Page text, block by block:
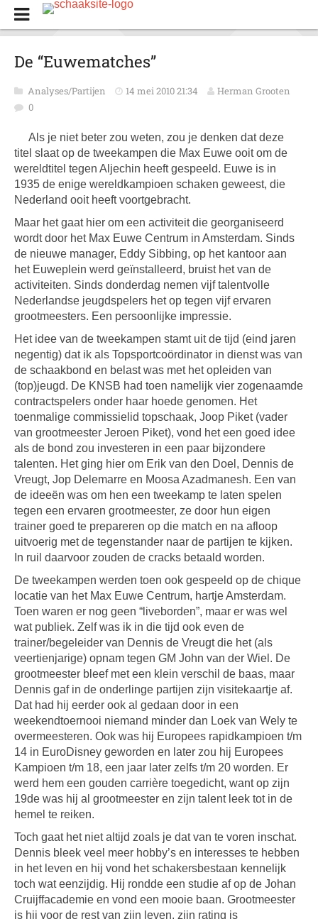
De “Euwematches”
Analyses/Partijen 14 mei 2010 21:34
Herman Grooten
0
Als je niet beter zou weten, zou je denken dat deze
titel slaat op de tweekampen die Max Euwe ooit om de
wereldtitel tegen Aljechin heeft gespeeld. Euwe is in
1935 de enige wereldkampioen schaken geweest, die
Nederland ooit heeft voortgebracht.
Maar het gaat hier om een activiteit die georganiseerd
wordt door het Max Euwe Centrum in Amsterdam. Sinds
de nieuwe manager, Eddy Sibbing, op het kantoor aan
het Euweplein werd geïnstalleerd, bruist het van de
activiteiten. Sinds donderdag nemen vijf talentvolle
Nederlandse jeugdspelers het op tegen vijf ervaren
grootmeesters. Een persoonlijke impressie.
Het idee van de tweekampen stamt uit de tijd (eind jaren
negentig) dat ik als Topsportcoördinator in dienst was van
de schaakbond en belast was met het opleiden van
(top)jeugd. De KNSB had toen namelijk vier zogenaamde
contractspelers onder haar hoede genomen. Het
toenmalige commissielid topschaak, Joop Piket (vader
van grootmeester Jeroen Piket), vond het een goed idee
als de bond zou investeren in een paar bijzondere
talenten. Het ging hier om Erik van den Doel, Dennis de
Vreugt, Jop Delemarre en Moosa Azadmanesh. Een van
de ideeën was om hen een tweekamp te laten spelen
tegen een ervaren grootmeester, ze door hun eigen
trainer goed te prepareren op die match en na afloop
uitvoerig met de tegenstander naar de partijen te kijken.
In ruil daarvoor zouden de cracks betaald worden.
De tweekampen werden toen ook gespeeld op de chique
locatie van het Max Euwe Centrum, hartje Amsterdam.
Toen waren er nog geen “liveborden”, maar er was wel
wat publiek. Zelf was ik in die tijd ook even de
trainer/begeleider van Dennis de Vreugt die het (als
veertienjarige) opnam tegen GM John van der Wiel. De
grootmeester bleef met een klein verschil de baas, maar
Dennis gaf in de onderlinge partijen zijn visitekaartje af.
Dat had hij eerder ook al gedaan door in een
weekendtoernooi niemand minder dan Loek van Wely te
overmeesteren. Ook was hij Europees rapidkampioen t/m
14 in EuroDisney geworden en later zou hij Europees
Kampioen t/m 18, een jaar later zelfs t/m 20 worden. Er
werd hem een gouden carrière toegedicht, want op zijn
19de was hij al grootmeester en zijn talent leek tot in de
hemel te reiken.
Toch gaat het niet altijd zoals je dat van te voren inschat.
Dennis bleek veel meer hobby’s en interesses te hebben
in het leven en hij vond het schakersbestaan kennelijk
toch wat eenzijdig. Hij rondde een studie af op de Johan
Cruijffacademie en vond een mooie baan. Grootmeester
is hij voor de rest van zijn leven, zijn rating is